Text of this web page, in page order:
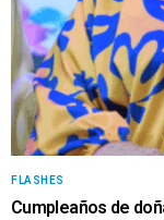
FLASHES
Cumpleaños de